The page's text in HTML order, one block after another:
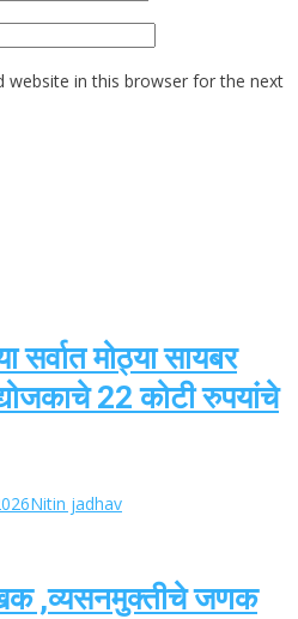
website in this browser for the next
सर्वात मोठ्या सायबर
22 कोटी रुपयांचे
Nitin jadhav
,व्यसनमुक्तीचे जणक